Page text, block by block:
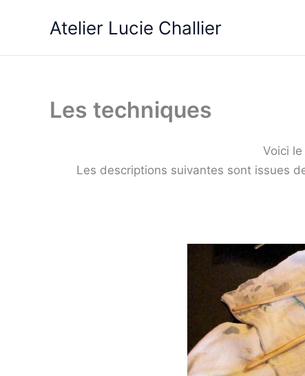
Atelier Lucie Challier
Les techniques
Voici
Les descriptions suivantes sont issues